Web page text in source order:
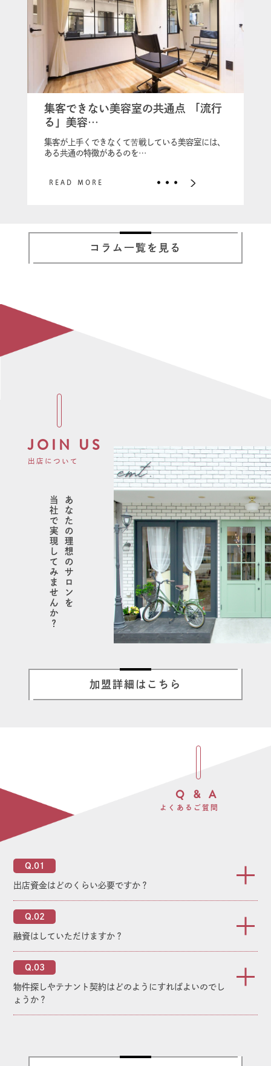
集客できない美容室の共通点 「流行
る」美容…
集客が上手くできなくて苦戦している美容室には、
ある共通の特徴があるのを…
READ MORE
コラム一覧を見る
JOIN US
出店について
あなたの理想のサロンを
当社で実現してみませんか？
加盟詳細はこちら
Q & A
よくあるご質問
出店資金はどのくらい必要ですか？
融資はしていただけますか？
物件探しやテナント契約はどのようにすればよいのでし
ょうか？